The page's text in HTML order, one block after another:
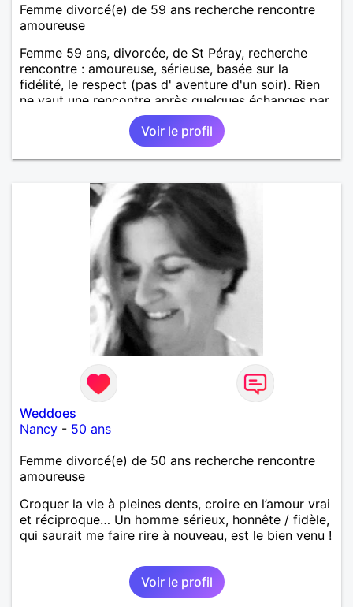
Femme divorcé(e) de 59 ans recherche rencontre
amoureuse
Femme 59 ans, divorcée, de St Péray, recherche
rencontre : amoureuse, sérieuse, basée sur la
fidélité, le respect (pas d' aventure d'un soir). Rien
ne vaut une rencontre après quelques échanges par
messages pour savoir si il y a un feeling entre les
deux et le désir de se revoir. Au plaisir de se
Voir le profil
Weddoes
Nancy - 50 ans
Femme divorcé(e) de 50 ans recherche rencontre
amoureuse
Croquer la vie à pleines dents, croire en l’amour vrai
et réciproque… Un homme sérieux, honnête / fidèle,
qui saurait me faire rire à nouveau, est le bien venu !
Voir le profil